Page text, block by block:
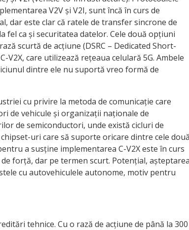
V2V și V2I, sunt încă în curs de
dar este clar că ratele de transfer sincrone de
fel ca și securitatea datelor. Cele două opțiuni
scurtă de acțiune (DSRC – Dedicated Short-
V2X, care utilizează rețeaua celulară 5G. Ambele
dintre ele nu suportă vreo formă de
cu privire la metoda de comunicație care
de vehicule și organizații naționale de
de semiconductori, unde există cicluri de
uri care să suporte oricare dintre cele
a susține implementarea C-V2X este în curs
forță, dar pe termen scurt. Potențial,
cu autovehiculele autonome, motiv pentru
tehnice. Cu o rază de acțiune de până la 300